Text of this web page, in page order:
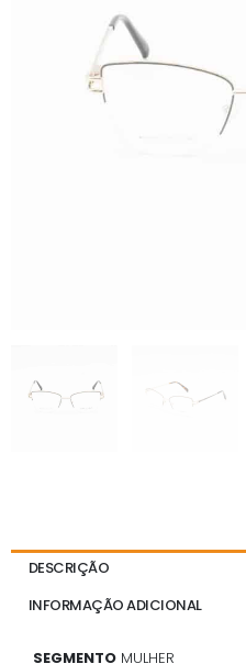
DESCRIÇÃO
INFORMAÇÃO ADICIONAL
SEGMENTO MULHER